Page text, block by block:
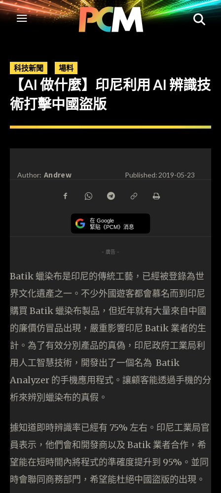
科技新聞 場料
【AI 做什麼】印尼利用 AI 辨識技
術打擊中國盜版
Author: Andrew Published:2019-05-23
在 Google
緊貼《PCM》消息
- 廣告 -
Batik 蠟染布是印尼的傳統工藝，已經被登錄為世
界文化遺產之一。不少外國遊客都會慕名而到印尼
購買 Batik 蠟染布製品，但近年就有大量來自中國
的廉價仿冒品出現，嚴重影響印尼 Batik 業者的生
計。為了有效分別產品的真偽，印尼政府工業局利
用人工智慧技術，開發出了一個名為 Batik
Analyzer 的手機應用程式。讓顧客能透過手機的分
析來辨別蠟染布的真假。
據知道即時辨識率已經有 75% 左右。印尼工業局官
員表示，他們會和開發商以及 Batik 業者合作，希
望能在短時間內將程式的準確度提升到 95%。並同
時會聯同商務部門，希望能杜絕中國盜版的出現。